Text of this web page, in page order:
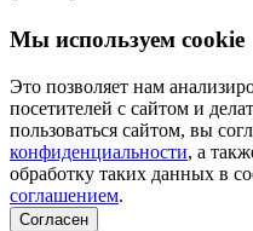
Мы используем cookie
Это позволяет нам
посетителей с сайтом и
пользоваться сайтом, вы
конфиденциальности, а
обработку таких данных в
соглашением.
Согласен